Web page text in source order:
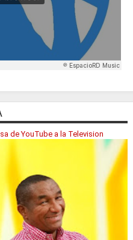
de YouTube a la Television